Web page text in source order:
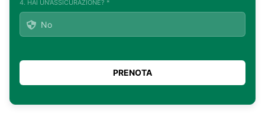
4. HAI UN'ASSICURAZIONE? *